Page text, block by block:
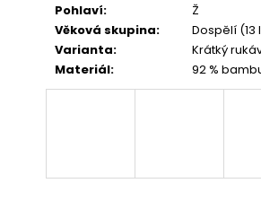
Pohlaví:
Ž
Věková skupina:
Dospělí
Varianta:
Krátký
Materiál: 92 %